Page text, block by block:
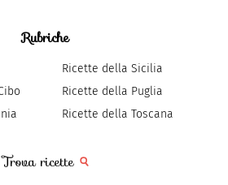
Rubriche
Ricette della Sicilia
Ricette della Puglia
Ricette della Toscana
Trova ricette